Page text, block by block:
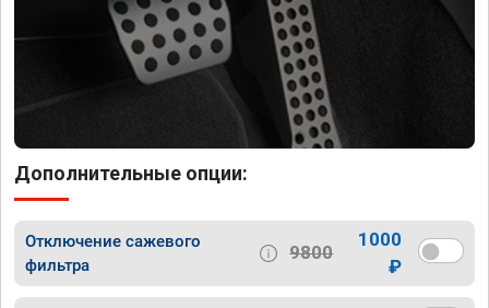
Дополнительные опции:
Отключение сажевого
фильтра
9800
1000
₽